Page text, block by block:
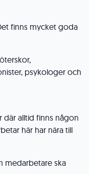
finns mycket goda
psykologer och
där alltid finns någon
här har nära till
medarbetare ska